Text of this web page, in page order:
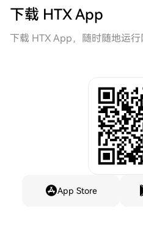
下载 HTX App
下载 HTX App，随时随地运
App Store